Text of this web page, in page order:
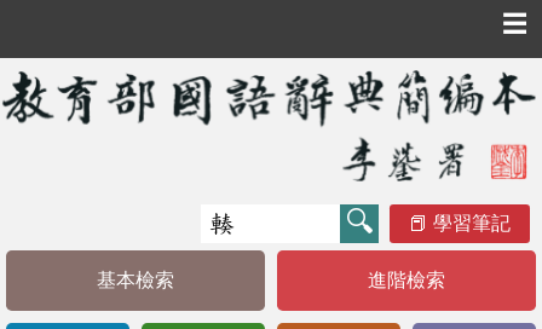
☰
學習筆記
基本檢索 進階檢索